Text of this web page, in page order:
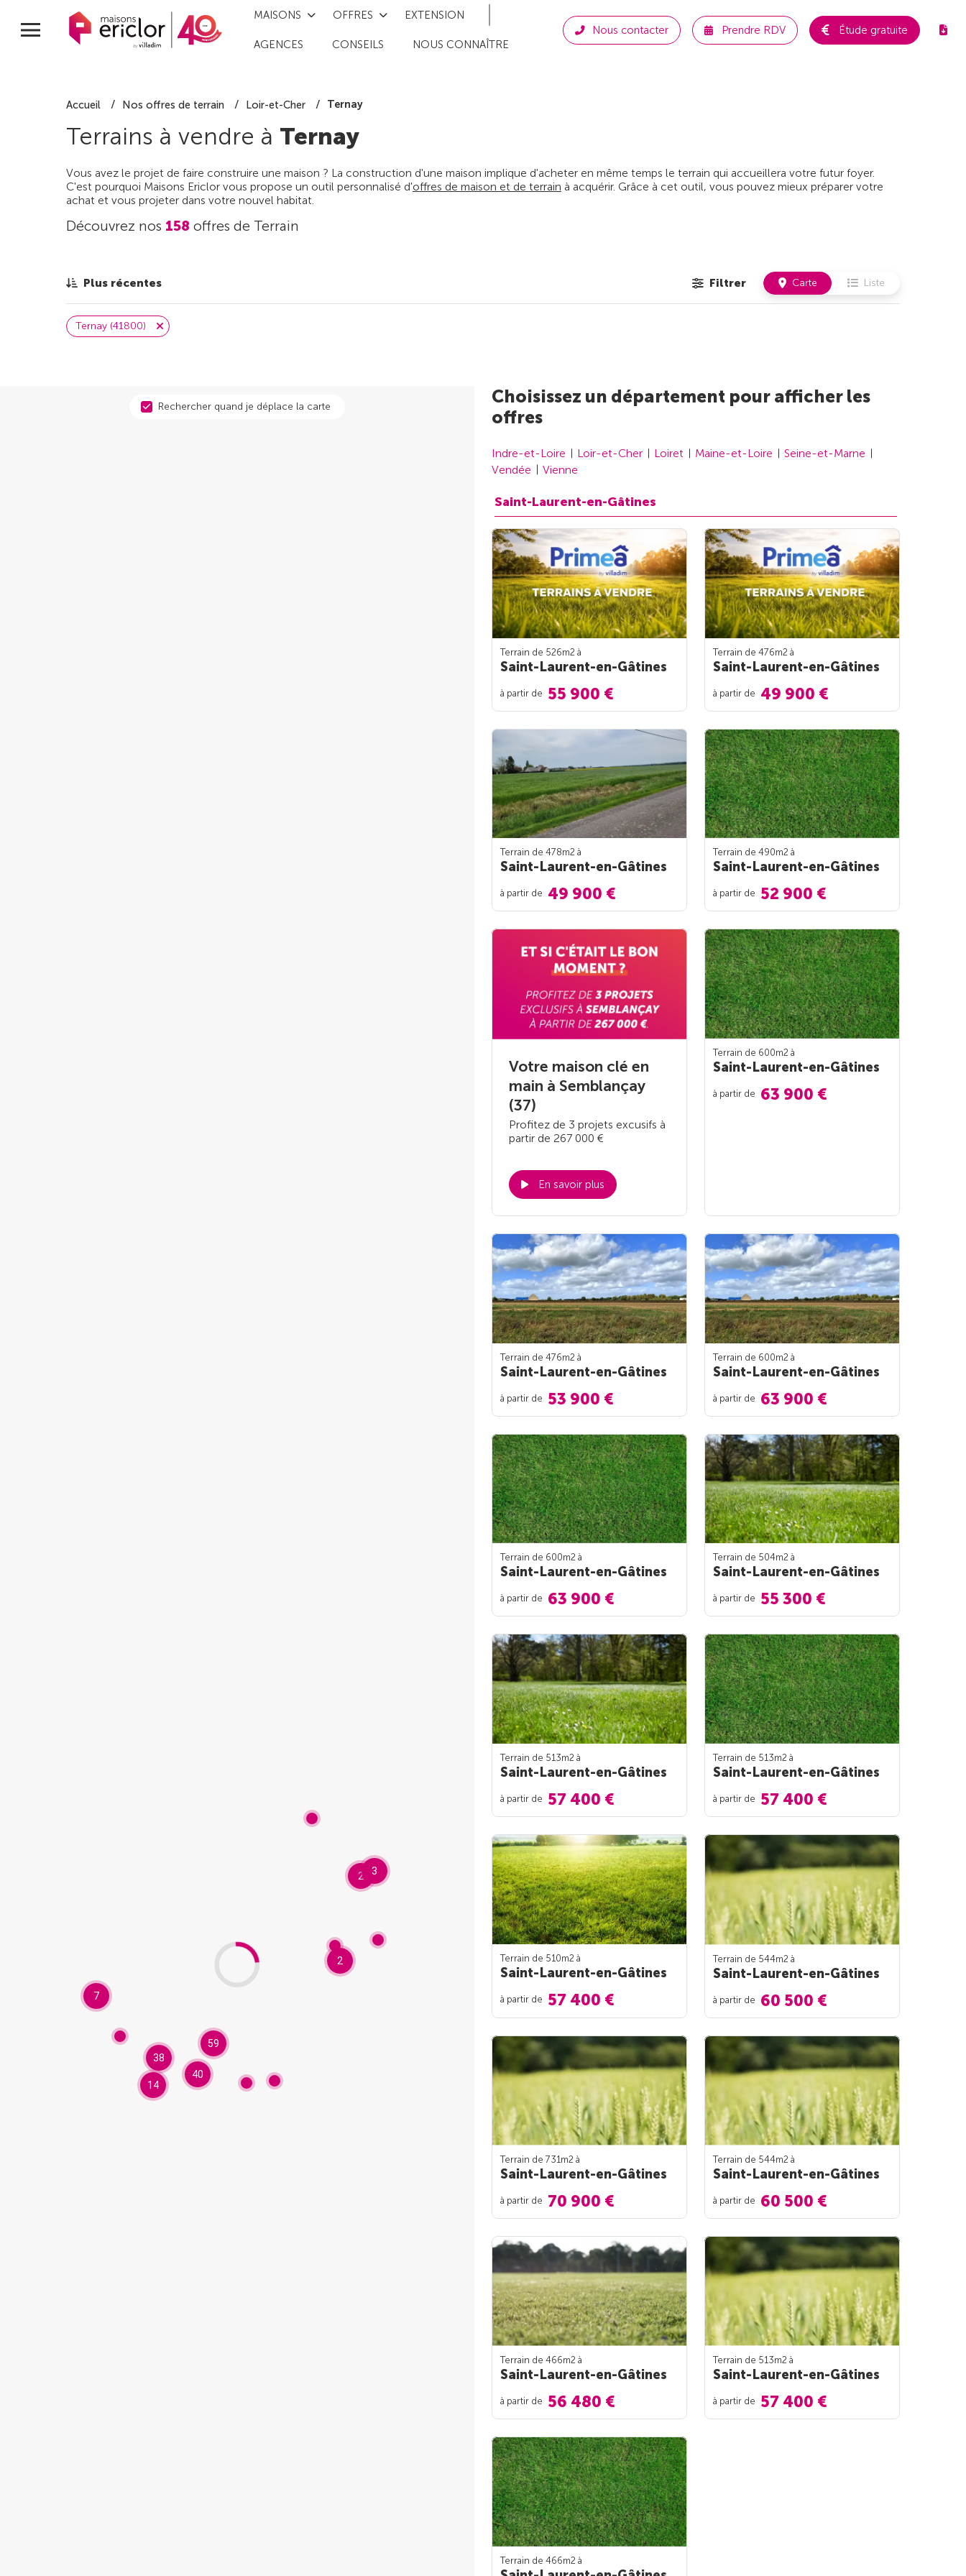
MAISONS OFFRES EXTENSION
AGENCES CONSEILS NOUS CONNAÎTRE
Nous contacter Prendre RDV Étude gratuite
Accueil Nos offres de terrain Loir-et-Cher Ternay
Terrains à vendre à Ternay
Vous avez le projet de faire construire une maison ? La construction d'une maison implique d'acheter en même temps le terrain qui accueillera votre futur foyer.
C'est pourquoi Maisons Ericlor vous propose un outil personnalisé d'offres de maison et de terrain à acquérir. Grâce à cet outil, vous pouvez mieux préparer votre
achat et vous projeter dans votre nouvel habitat.
Découvrez nos 158 offres de Terrain
Plus récentes Filtrer Carte Liste
Ternay (41800)
59
40
38
14
7
2
2
3
Rechercher quand je déplace la carte
Choisissez un département pour afficher les
offres
Indre-et-Loire Loir-et-Cher Loiret Maine-et-Loire
Seine-et-Marne
Vendée
Vienne
Saint-Laurent-en-Gâtines
Terrain de 526m2 à
Saint-Laurent-en-Gâtines
à partir de 55 900 €
Terrain de 476m2 à
Saint-Laurent-en-Gâtines
à partir de 49 900 €
Terrain de 478m2 à
Saint-Laurent-en-Gâtines
à partir de 49 900 €
Terrain de 490m2 à
Saint-Laurent-en-Gâtines
à partir de 52 900 €
Votre maison clé en
main à Semblançay
(37)
Profitez de 3 projets excusifs à
partir de 267 000 €
En savoir plus
Terrain de 600m2 à
Saint-Laurent-en-Gâtines
à partir de 63 900 €
Terrain de 476m2 à
Saint-Laurent-en-Gâtines
à partir de 53 900 €
Terrain de 600m2 à
Saint-Laurent-en-Gâtines
à partir de 63 900 €
Terrain de 600m2 à
Saint-Laurent-en-Gâtines
à partir de 63 900 €
Terrain de 504m2 à
Saint-Laurent-en-Gâtines
à partir de 55 300 €
Terrain de 513m2 à
Saint-Laurent-en-Gâtines
à partir de 57 400 €
Terrain de 513m2 à
Saint-Laurent-en-Gâtines
à partir de 57 400 €
Terrain de 510m2 à
Saint-Laurent-en-Gâtines
à partir de 57 400 €
Terrain de 544m2 à
Saint-Laurent-en-Gâtines
à partir de 60 500 €
Terrain de 731m2 à
Saint-Laurent-en-Gâtines
à partir de 70 900 €
Terrain de 544m2 à
Saint-Laurent-en-Gâtines
à partir de 60 500 €
Terrain de 466m2 à
Saint-Laurent-en-Gâtines
à partir de 56 480 €
Terrain de 513m2 à
Saint-Laurent-en-Gâtines
à partir de 57 400 €
Terrain de 466m2 à